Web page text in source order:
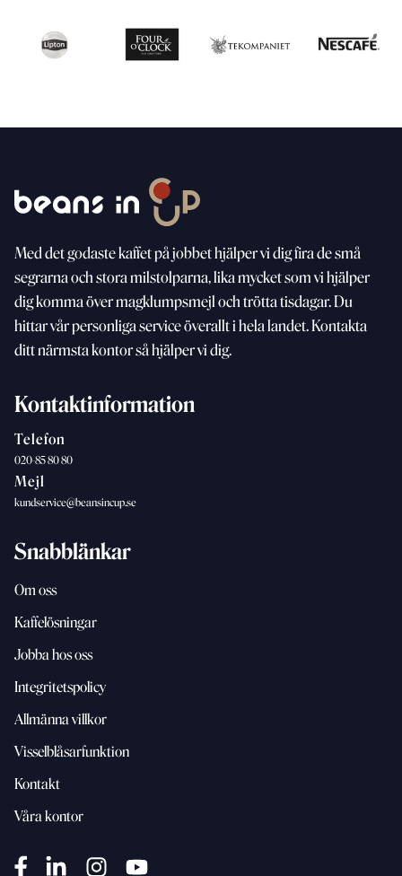
Meddet godaste kaffet på jobbet hjälper vi dig fira de små
segrarna och stora milstolparna, lika mycket som vihjälper
dig komma över magklumpsmejl och tröttatisdagar. Du
hittar vår personliga service överallt i hela landet. Kontakta
ditt närmsta kontor så hjälper vi dig.
Kontaktinformation
Telefon
020-85 80 80
Mejl
kundservice@beansincup.se
Snabblänkar
Om oss
Kaffelösningar
Jobba hos oss
Integritetspolicy
Allmänna villkor
Visselblåsarfunktion
Kontakt
Våra kontor